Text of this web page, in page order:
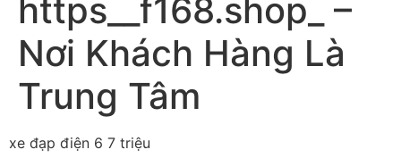
https__f168.shop_ –
Nơi Khách Hàng Là
Trung Tâm
xe đạp điện 6 7 triệu